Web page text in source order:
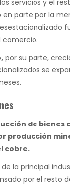
servicios y el
parte por la
comercio.
por su parte,
se
de bienes
producción
cobre.
la principal
por el resto